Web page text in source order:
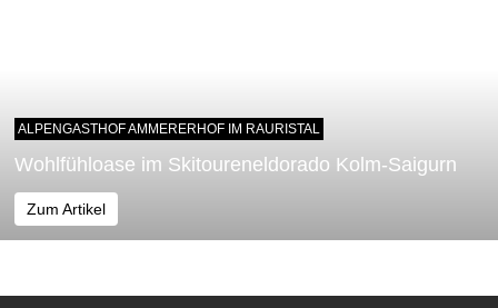
ALPENGASTHOF AMMERERHOF IM RAURISTAL
Wohlfühloase im Skitoureneldorado Kolm-Saigurn
Zum Artikel